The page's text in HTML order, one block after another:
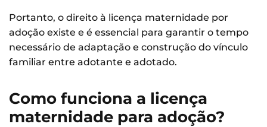
Portanto, o direito à licença maternidade por
adoção existe e é essencial para garantir o tempo
necessário de adaptação e construção do vínculo
familiar entre adotante e adotado.
Como funciona a licença
maternidade para adoção?